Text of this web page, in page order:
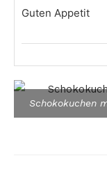
Guten Appetit
Schokokuchen